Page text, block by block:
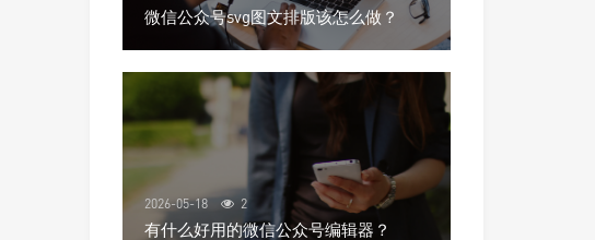
微信公众号svg图文排版该怎么做？
2026-05-18 2
有什么好用的微信公众号编辑器？